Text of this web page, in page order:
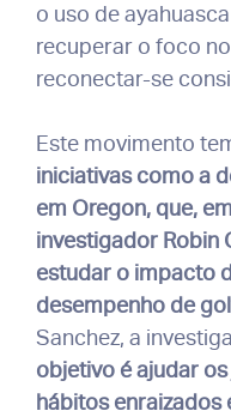
o uso de
recuperar o foco
reconectar-se
Este movimento
iniciativas como a
em Oregon, que,
investigador Robin
estudar o impacto
desempenho de
Sanchez, a
objetivo é ajudar
hábitos enraizados